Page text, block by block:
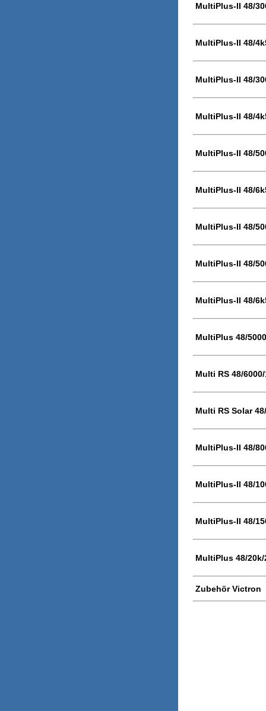
MultiPlus-II 48/
MultiPlus-II 48/
MultiPlus-II 48/
MultiPlus-II 48/
MultiPlus-II 48/
MultiPlus-II 48/
MultiPlus-II 48/
MultiPlus-II 48/
MultiPlus-II 48/
MultiPlus 48/
Multi RS 48/
Multi RS Solar
MultiPlus-II 48/
MultiPlus-II 48/
MultiPlus-II 48/
MultiPlus 48/20k/
Zubehör Victron